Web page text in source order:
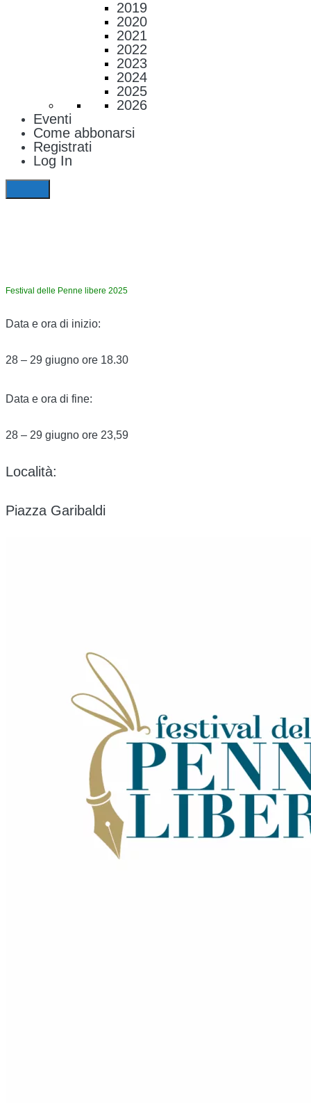
2019
2020
2021
2022
2023
2024
2025
2026
Eventi
Come abbonarsi
Registrati
Log In
Festival delle Penne libere 2025
Data e ora di inizio:
28 – 29 giugno ore 18.30
Data e ora di fine:
28 – 29 giugno ore 23,59
Località:
Piazza Garibaldi